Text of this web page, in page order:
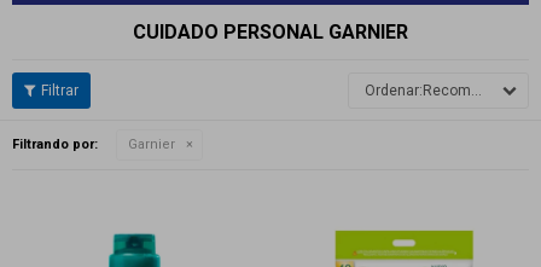
CUIDADO PERSONAL GARNIER
Recomendados
Filtrando por: Garnier